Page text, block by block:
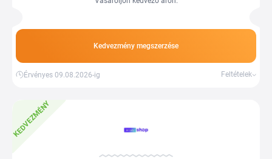
Kedvezmény megszerzése
Érvényes 09.08.2026-ig Feltételek
KEDVEZMÉNY